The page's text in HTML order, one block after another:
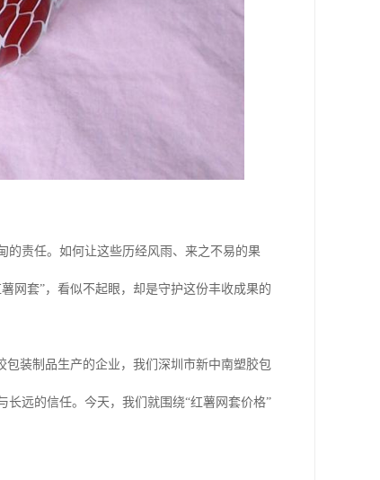
的责任。如何让这些历经风雨、来之不易的果
网套”，看似不起眼，却是守护这份丰收成果的
装制品生产的企业，我们深圳市新中南塑胶包
远的信任。今天，我们就围绕“红薯网套价格”